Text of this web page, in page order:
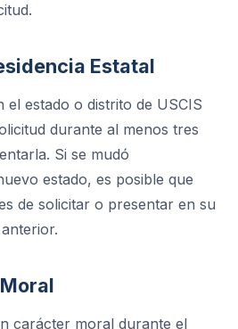
Estatal
el estado o distrito de USCIS
durante al menos tres
Si se mudó
estado, es posible que
de solicitar o presentar en su
carácter moral durante el